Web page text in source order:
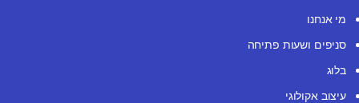
מי אנחנו
סניפים ושעות פתיחה
בלוג
עיצוב אקולוגי